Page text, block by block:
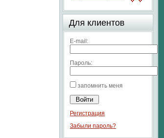
Для клиентов
E-mail:
Пароль:
запомнить меня
Регистрация
Забыли пароль?